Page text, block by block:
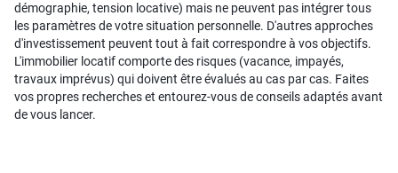
démographie, tension locative) mais ne peuvent pas intégrer tous
les paramètres de votre situation personnelle. D'autres approches
d'investissement peuvent tout à fait correspondre à vos objectifs.
L'immobilier locatif comporte des risques (vacance, impayés,
travaux imprévus) qui doivent être évalués au cas par cas. Faites
vos propres recherches et entourez-vous de conseils adaptés avant
de vous lancer.